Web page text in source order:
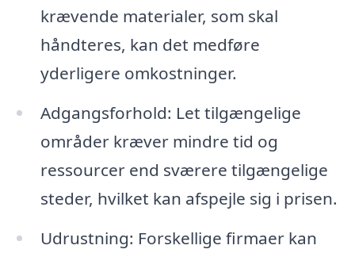
krævende materialer, som skal
håndteres, kan det medføre
yderligere omkostninger.
Adgangsforhold: Let tilgængelige
områder kræver mindre tid og
ressourcer end sværere tilgængelige
steder, hvilket kan afspejle sig i prisen.
Udrustning: Forskellige firmaer kan